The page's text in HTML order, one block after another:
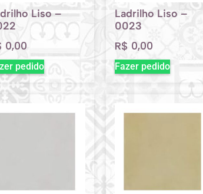
Liso –
0,00
pedido
Ladrilho Liso –
0023
R$ 0,00
Fazer pedido